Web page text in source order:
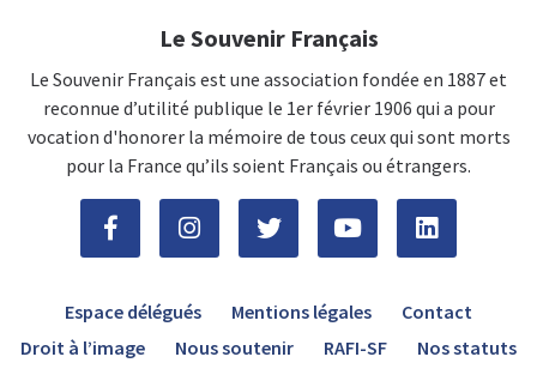
Le Souvenir Français
Le Souvenir Français est une association fondée en 1887 et
reconnue d’utilité publique le 1er février 1906 qui a pour
vocation d'honorer la mémoire de tous ceux qui sont morts
pour la France qu’ils soient Français ou étrangers.
Espace délégués Mentions légales
Contact
Droit à l’image
Nous soutenir RAFI-SF Nos statuts